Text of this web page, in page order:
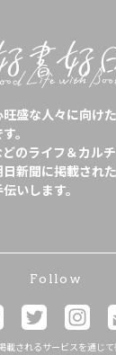
盛な人々に向け
。
のライフ＆カル
新聞に掲載され
いします。
Follow
載されるサービスを通じ